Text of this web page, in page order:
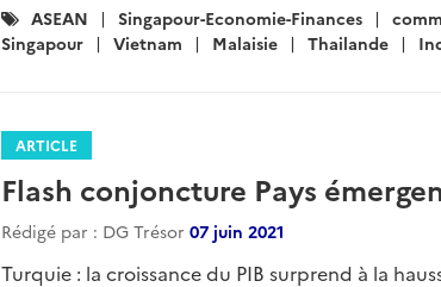
Catégories
:
ASEAN Singapour-Economie-Finances
Singapour
Vietnam Malaisie Thailande
ARTICLE
Flash conjoncture Pays
Rédigé par : DG Trésor 07 juin 2021
Turquie : la croissance du PIB surprend à la